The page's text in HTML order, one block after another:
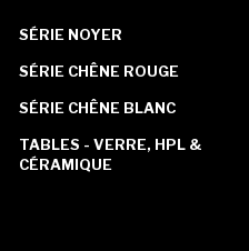
SÉRIE NOYER
SÉRIE CHÊNE ROUGE
SÉRIE CHÊNE BLANC
TABLES - VERRE, HPL &
CÉRAMIQUE